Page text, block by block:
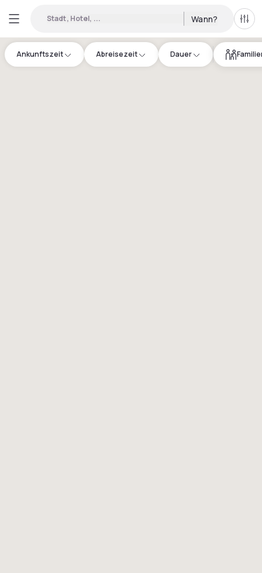
Stadt, Hotel, ... Wann? Alle
Ankunftszeit Abreisezeit Dauer